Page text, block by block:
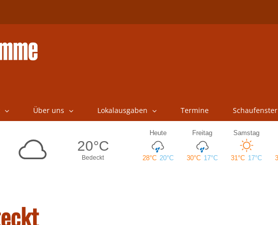
Über uns Lokalausgaben Termine Schaufenster